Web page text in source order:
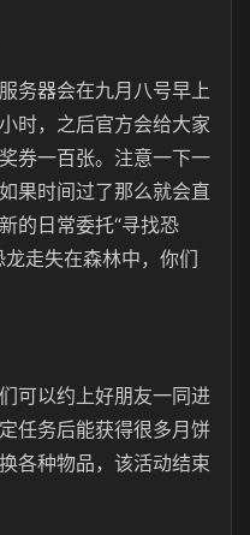
务器会在九月八号早上
时，之后官方会给大家
券一百张。注意一下一
果时间过了那么就会直
的日常委托“寻找恐
走失在森林中，你们
可以约上好朋友一同进
任务后能获得很多月饼
各种物品，该活动结束